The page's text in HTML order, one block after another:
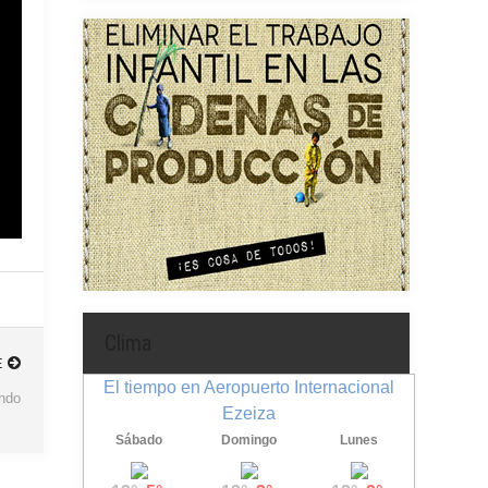
El tiempo en Aeropuerto Internacional
Ezeiza
Sábado Domingo Lunes